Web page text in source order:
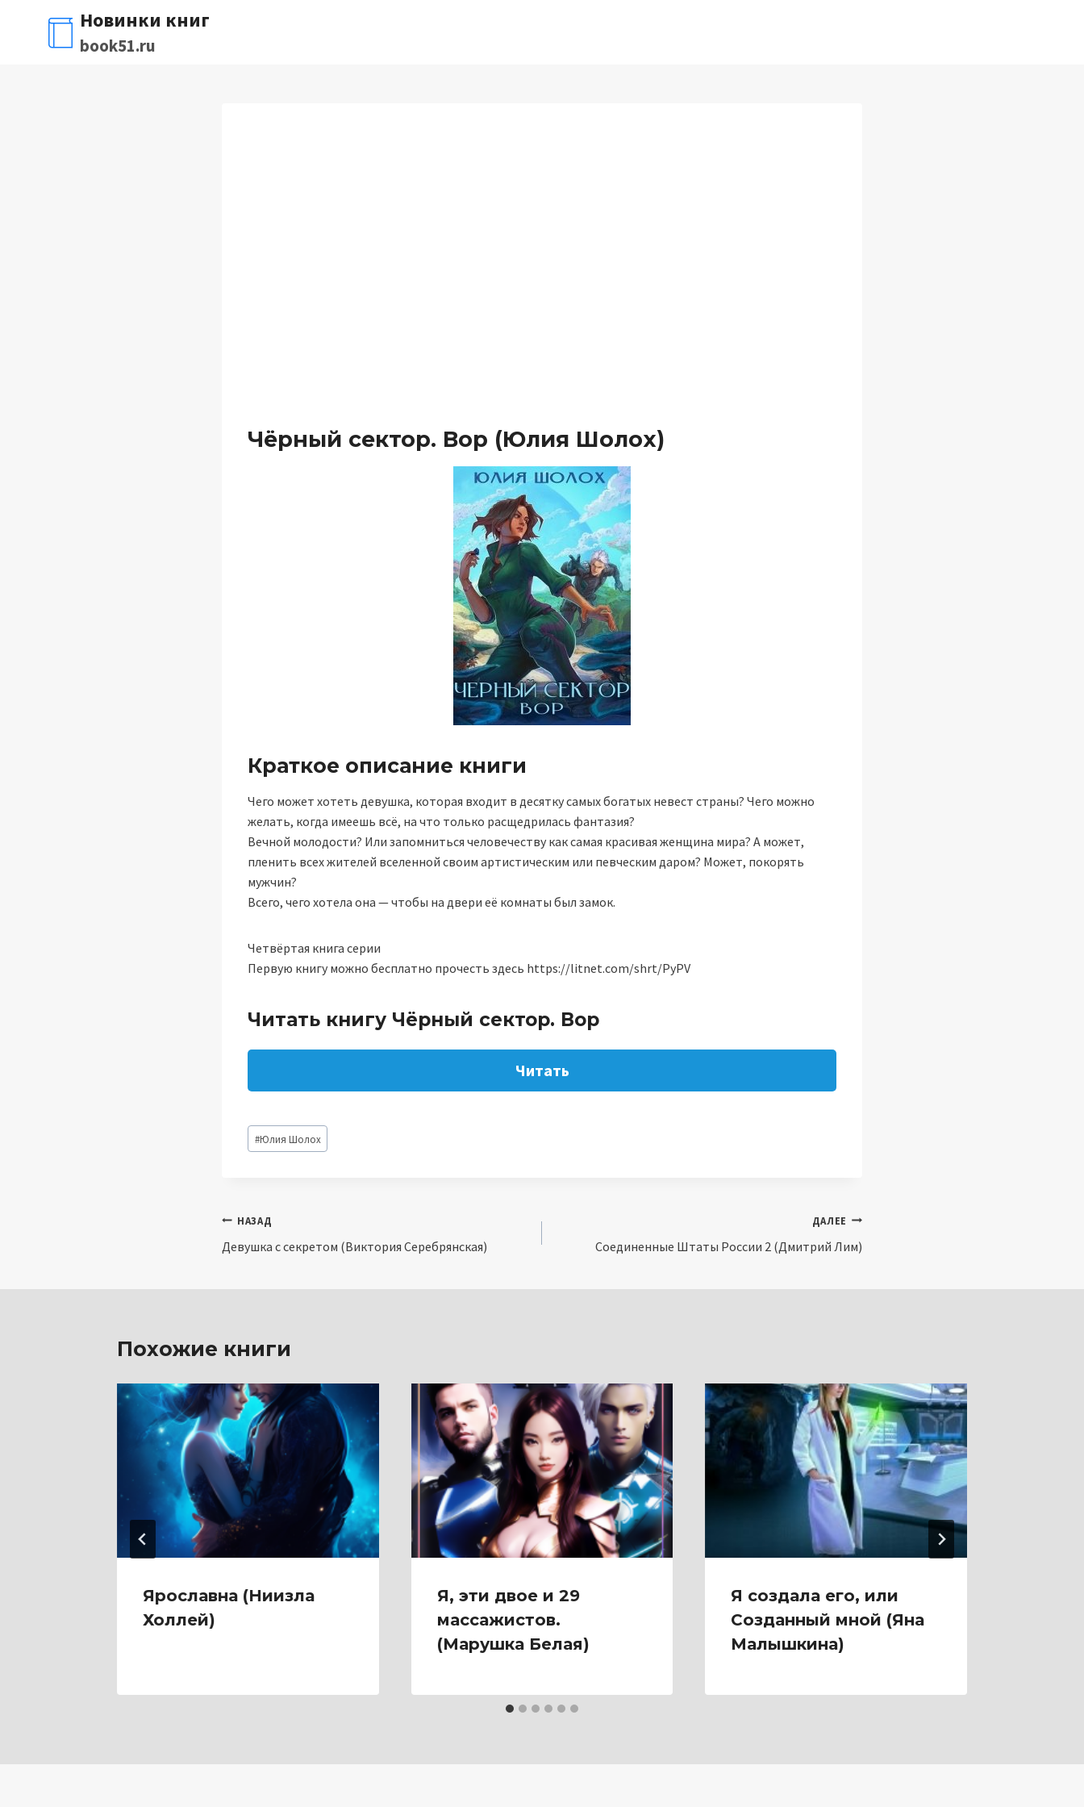
содержимому
Новинки книг
book51.ru
Чёрный сектор. Вор (Юлия Шолох)
Краткое описание книги
Чего может хотеть девушка, которая входит в десятку самых богатых невест страны? Чего можно
желать, когда имеешь всё, на что только расщедрилась фантазия?
Вечной молодости? Или запомниться человечеству как самая красивая женщина мира? А может,
пленить всех жителей вселенной своим артистическим или певческим даром? Может, покорять
мужчин?
Всего, чего хотела она — чтобы на двери её комнаты был замок.
Четвёртая книга серии
Первую книгу можно бесплатно прочесть здесь https://litnet.com/shrt/PyPV
Читать книгу Чёрный сектор. Вор
Читать
Метки
записи:
#Юлия Шолох
Навигация
по
НАЗАД
Девушка с секретом (Виктория Серебрянская)
ДАЛЕЕ
Соединенные Штаты России 2 (Дмитрий Лим)
Похожие книги
Ярославна (Ниизла
Холлей)
Я, эти двое и 29
массажистов.
(Марушка Белая)
Я создала его, или
Созданный мной (Яна
Малышкина)